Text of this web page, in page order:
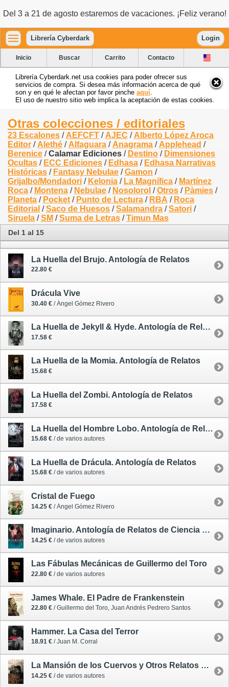
Del 3 a 21 de agosto estaremos de vacaciones. ¡Feliz verano!
Librería Cyberdark Login
Inicio Buscar Carrito Contacto
Librería Cyberdark.net usa cookies para poder ofrecer sus
servicios de compra. Si desea más información acerca de qué
son y en qué le afectan por favor pinche aquí
El uso de nuestro sitio web implica la aceptación de estas cookies.
Otras colecciones / editoriales
23 Escalones / AEFCFT / AJEC / Alberto López Aroca
Editor / Alethé / Alfaguara / Anagrama / Applehead /
Berenice /Calamar Ediciones / Destino / Dimensiones
Ocultas / ECC Ediciones / Edhasa / Edhasa Narrativas
Históricas / Fantasy Nebulae /Gamon /
Grijalbo/Mondadori / Kelonia / La Magnífica / Martínez
Roca / Montena / Nebulae / Nosolorol /Otros / Pàmies /
Planeta / Pocket / Punto de Lectura / RBA / Roca
Editorial /Saco de Huesos /Salamandra /Satori /
Siruela /SM /Suma de Letras /Timun Mas
Del 1 al 15
La Huella del Brujo. Antología de Relatos
22.80 €
Drácula Vive
30.40 € / Ángel Gómez Rivero
La Huella de Jekyll & Hyde. Antología de Relatos
17.58 €
La Huella de la Momia. Antología de Relatos
15.68 €
La Huella del Zombi. Antología de Relatos
17.58 €
La Huella del Hombre Lobo. Antología de Relatos
15.68 € / de varios autores
La Huella de Drácula. Antología de Relatos
15.68 € / de varios autores
Cristal de Fuego
14.25 € / Ángel Gómez Rivero
Imaginario. Antología de Relatos de Ciencia Ficción
14.25 € / de varios autores
Las Fábulas Mecánicas de Guillermo del Toro
22.80 € / de varios autores
James Whale. El Padre de Frankenstein
22.80 € / Guillermo del Toro, Juan Andrés Pedrero Santos
Hammer. La Casa del Terror
18.91 € / Juan M. Corral
La Mansión de los Cuervos y Otros Relatos de Casas Encantadas
14.25 € / de varios autores